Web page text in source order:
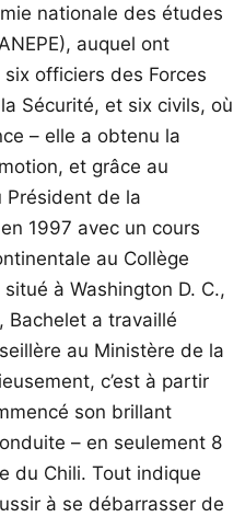
nationale des études
auquel ont
officiers des Forces
Sécurité, et six civils, où
– elle a obtenu la
et grâce au
Président de la
1997 avec un cours
au Collège
à Washington D. C.,
Bachelet a travaillé
au Ministère de la
c’est à partir
son brillant
– en seulement 8
du Chili. Tout indique
à se débarrasser de